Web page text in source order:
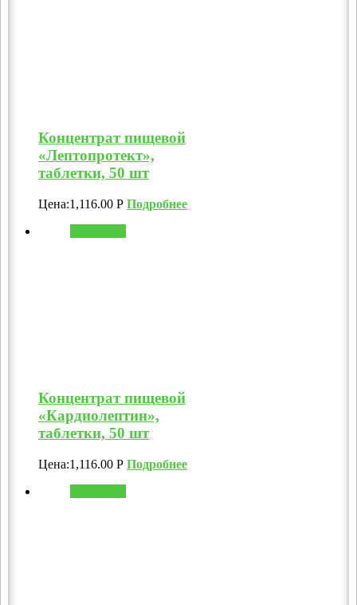
Концентрат пищевой
«Лептопротект»,
таблетки, 50 шт
Цена:1,116.00 Р Подробнее
Концентрат пищевой
«Кардиолептин»,
таблетки, 50 шт
Цена:1,116.00 Р Подробнее